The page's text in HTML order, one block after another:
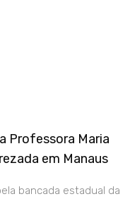
Professora Maria
em Manaus
bancada estadual da